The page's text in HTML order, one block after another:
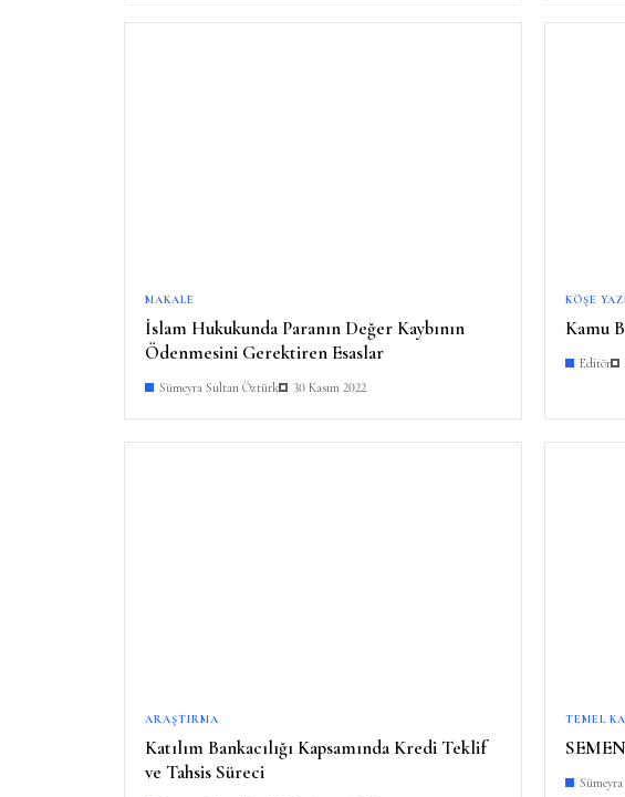
MAKALE
İslam Hukukunda Paranın Değer Kaybının
Ödenmesini Gerektiren Esaslar
Sümeyra Sultan Öztürk 30 Kasım 2022
KÖŞE
Kamu
Editör
ARAŞTIRMA
Katılım Bankacılığı Kapsamında Kredi Teklif
ve Tahsis Süreci
TEMEL